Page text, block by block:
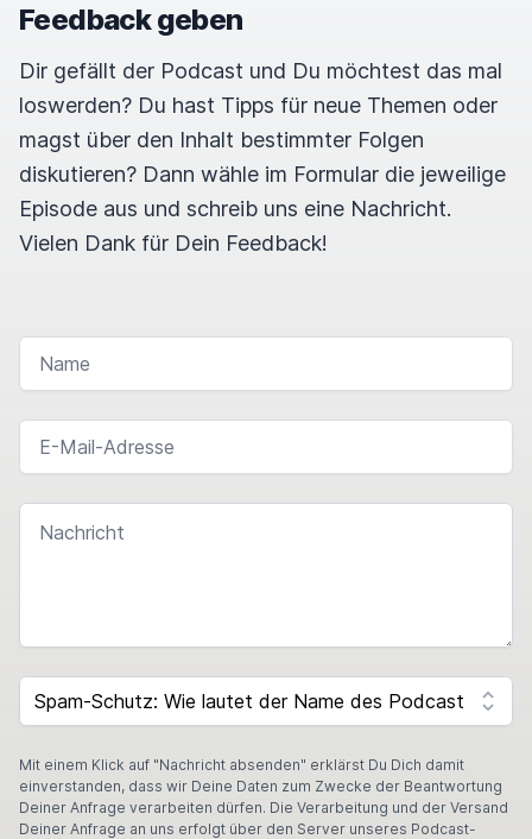
Feedback geben
Dir gefällt der Podcast und Du möchtest das mal
loswerden? Du hast Tipps für neue Themen oder
magst über den Inhalt bestimmter Folgen
diskutieren? Dann wähle im Formular die jeweilige
Episode aus und schreib uns eine Nachricht.
Vielen Dank für Dein Feedback!
NAME
E-MAIL-ADRESSE
NACHRICHT
SPAM CAPTCHA
Mit einem Klick auf "Nachricht absenden" erklärst Du Dich damit
einverstanden, dass wir Deine Daten zum Zwecke der Beantwortung
Deiner Anfrage verarbeiten dürfen. Die Verarbeitung und der Versand
Deiner Anfrage an uns erfolgt über den Server unseres Podcast-